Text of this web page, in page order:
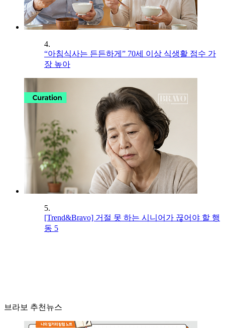
4.
“아침식사는 든든하게” 70세 이상 식생활 점수 가
장 높아
5.
[Trend&Bravo] 거절 못 하는 시니어가 끊어야 할 행
동 5
브라보 추천뉴스